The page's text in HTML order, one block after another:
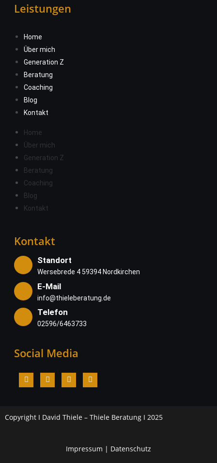
Leistungen
Home
Über mich
Generation Z
Beratung
Coaching
Blog
Kontakt
Home
Über mich
Generation Z
Beratung
Coaching
Blog
Kontakt
Kontakt
Standort
Wersebrede 4 59394 Nordkirchen
E-Mail
info@thieleberatung.de
Telefon
02596/6463733
Social Media
Copyright I David Thiele – Thiele Beratung I 2025
Impressum | Datenschutz